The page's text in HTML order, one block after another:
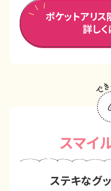
ポケットアリ
詳し
スマイ
ステキなグ